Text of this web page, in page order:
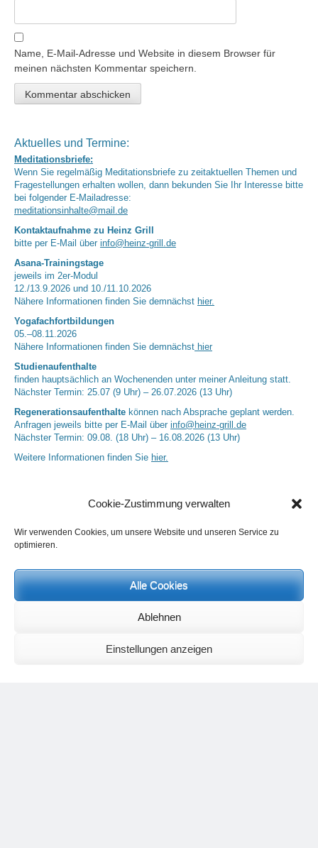
Cookie-Zustimmung verwalten
Wir verwenden Cookies, um unsere Website und unseren Service zu
optimieren.
Alle Cookies
Ablehnen
Einstellungen anzeigen
Name, E-Mail-Adresse und Website in diesem Browser für
meinen nächsten Kommentar speichern.
Aktuelles und Termine:
Meditationsbriefe:
Wenn Sie regelmäßig Meditationsbriefe zu zeitaktuellen Themen und
Fragestellungen erhalten wollen, dann bekunden Sie Ihr Interesse bitte
bei folgender E-Mailadresse:
meditationsinhalte@mail.de
Kontaktaufnahme zu Heinz Grill
bitte per E-Mail über info@heinz-grill.de
Asana-Trainingstage
jeweils im 2er-Modul
12./13.9.2026 und 10./11.10.2026
Nähere Informationen finden Sie demnächst hier.
Yogafachfortbildungen
05.–08.11.2026
Nähere Informationen finden Sie demnächst hier
Studienaufenthalte
finden hauptsächlich an Wochenenden unter meiner Anleitung statt.
Nächster Termin: 25.07 (9 Uhr) – 26.07.2026 (13 Uhr)
Regenerationsaufenthalte können nach Absprache geplant werden.
Anfragen jeweils bitte per E-Mail über info@heinz-grill.de
Nächster Termin: 09.08. (18 Uhr) – 16.08.2026 (13 Uhr)
Weitere Informationen finden Sie hier.
Neueste Kommentare
Setu Bandhasana – Die Brücke als Yogaübung und
zuSpiritualität im Koffer – die Auflösung des